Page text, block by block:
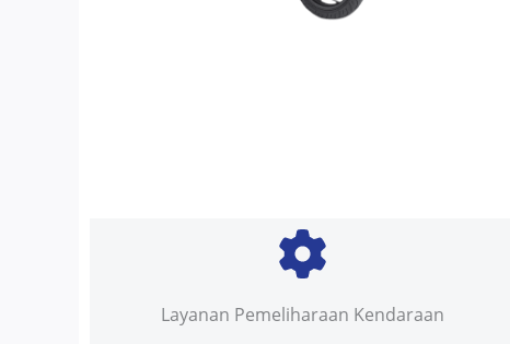
Layanan Pemeliharaan Kendaraan